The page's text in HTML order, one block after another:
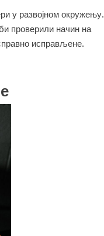
у развојном окружењу.
проверили начин на
исправљене.